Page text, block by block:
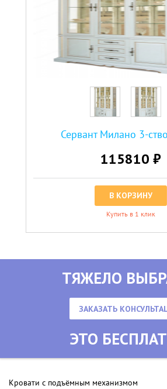
Сервант Милано 3-
115810 ₽
В КОРЗИНУ
Купить в 1 клик
ТЯЖЕЛО
ЗАКАЗАТЬ
ЭТО
Кровати с подъёмным механизмом